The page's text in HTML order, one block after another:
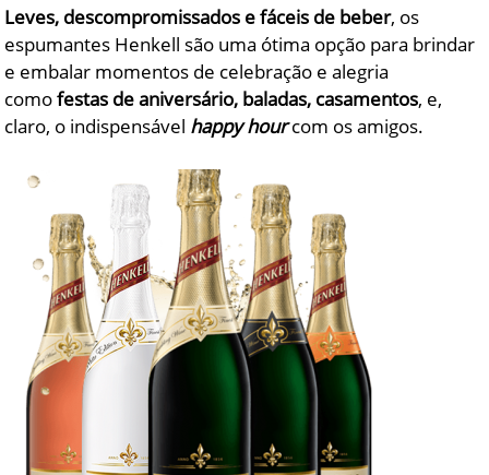
Leves, descompromissados e fáceis de beber, os
espumantes Henkell são uma ótima opção para brindar
e embalar momentos de celebração e alegria
comofestas de aniversário, baladas, casamentos, e,
claro, o indispensável happy hourcom os amigos.